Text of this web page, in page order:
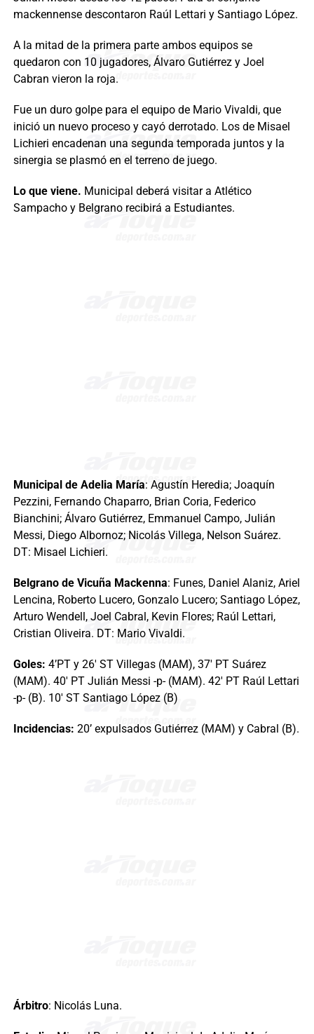
mackennense descontaron Raúl Lettari y Santiago López.
A la mitad de la primera parte ambos equipos se
quedaron con 10 jugadores, Álvaro Gutiérrez y Joel
Cabran vieron la roja.
Fue un duro golpe para el equipo de Mario Vivaldi, que
inició un nuevo proceso y cayó derrotado. Los de Misael
Lichieri encadenan una segunda temporada juntos y la
sinergia se plasmó en el terreno de juego.
Lo que viene. Municipal deberá visitar a Atlético
Sampacho y Belgrano recibirá a Estudiantes.
Municipal de Adelia María: Agustín Heredia; Joaquín
Pezzini, Fernando Chaparro, Brian Coria, Federico
Bianchini; Álvaro Gutiérrez, Emmanuel Campo, Julián
Messi, Diego Albornoz; Nicolás Villega, Nelson Suárez.
DT: Misael Lichieri.
Belgrano de Vicuña Mackenna: Funes, Daniel Alaniz, Ariel
Lencina, Roberto Lucero, Gonzalo Lucero; Santiago López,
Arturo Wendell, Joel Cabral, Kevin Flores; Raúl Lettari,
Cristian Oliveira. DT: Mario Vivaldi.
Goles: 4’PT y 26′ ST Villegas (MAM), 37′ PT Suárez
(MAM). 40′ PT Julián Messi -p- (MAM). 42′ PT Raúl Lettari
-p- (B). 10′ ST Santiago López (B)
Incidencias: 20’ expulsados Gutiérrez (MAM) y Cabral (B).
Árbitro: Nicolás Luna.